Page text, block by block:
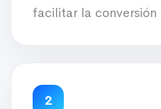
facilitar la conversión
2